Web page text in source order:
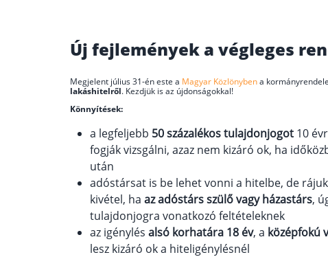
lakástulajdonra vonatkozó
tanyát viszont igen.
Az eladó vagy az építési vállalkozó
Új fejlemények a végleges
Megjelent július 31-én este a Magyar Közlönybena
lakáshitelről. Kezdjük is az újdonságokkal!
Könnyítések:
a legfeljebb 50 százalékos tulajdonjogot 10
fogják vizsgálni, azaz nem kizáró ok, ha
után
adóstársat is be lehet vonni a hitelbe, de
kivétel, ha az adóstárs szülő vagy házastárs,
tulajdonjogra vonatkozó feltételeknek
az igénylés alsó korhatára 18 év, a középfokú
lesz kizáró ok a hiteligénylésnél